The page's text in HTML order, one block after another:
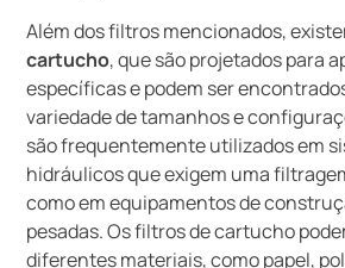
Além dos filtros mencionados,
cartucho, que são projetados para
específicas e podem ser
variedade de tamanhos e
são frequentemente utilizados em
hidráulicos que exigem uma
como em equipamentos de
pesadas. Os filtros de cartucho
diferentes materiais, como papel,